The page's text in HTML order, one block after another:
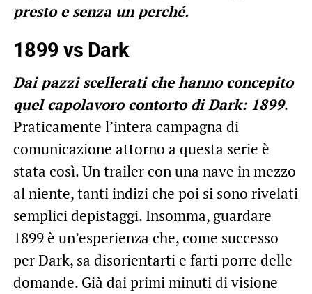
presto e senza un perché.
1899 vs Dark
Dai pazzi scellerati che hanno concepito
quel capolavoro contorto di Dark: 1899.
Praticamente l’intera campagna di
comunicazione attorno a questa serie è
stata così. Un trailer con una nave in mezzo
al niente, tanti indizi che poi si sono rivelati
semplici depistaggi. Insomma, guardare
1899 è un’esperienza che, come successo
per Dark, sa disorientarti e farti porre delle
domande. Già dai primi minuti di visione